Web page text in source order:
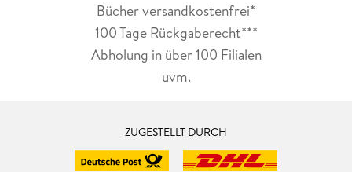
Bücher versandkostenfrei*
100 Tage Rückgaberecht***
Abholung in über 100 Filialen
uvm.
ZUGESTELLT DURCH